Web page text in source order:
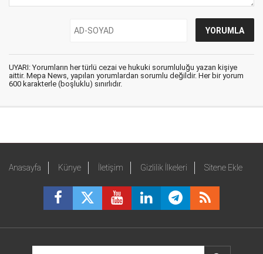
UYARI: Yorumların her türlü cezai ve hukuki sorumluluğu yazan kişiye
aittir. Mepa News, yapılan yorumlardan sorumlu değildir. Her bir yorum
600 karakterle (boşluklu) sınırlıdır.
Anasayfa Künye İletişim Gizlilik İlkeleri Sitene Ekle